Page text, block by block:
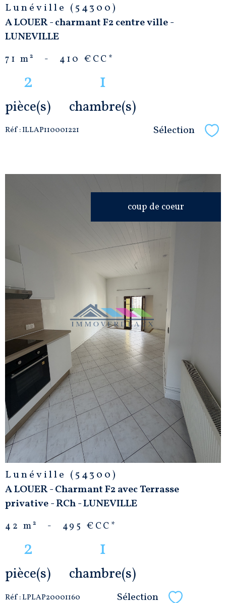
Lunéville (54300)
A LOUER - charmant F2 centre ville -
LUNEVILLE
71 m² - 410 € CC*
2
pièce(s)
1
chambre(s)
Réf : ILLAP110001221 Sélection
coup de coeur
VOIR LE
BIEN
Lunéville (54300)
A LOUER - Charmant F2 avec Terrasse
privative - RCh - LUNEVILLE
42 m² - 495 € CC*
2
pièce(s)
1
chambre(s)
Réf : LPLAP20001160 Sélection